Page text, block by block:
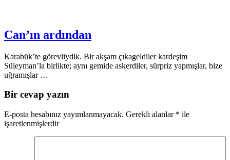
Can’ın ardından
Karabük’te görevliydik. Bir akşam çıkageldiler kardeşim
Süleyman’la birlikte; aynı gemide askerdiler, sürpriz yapmışlar, bize
uğramışlar …
Bir cevap yazın
E-posta hesabınız yayımlanmayacak. Gerekli alanlar * ile
işaretlenmişlerdir